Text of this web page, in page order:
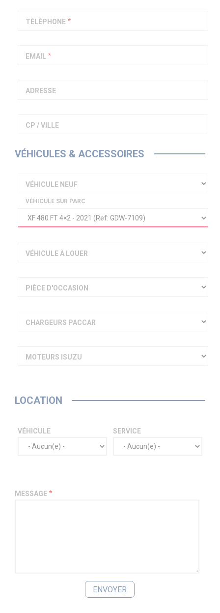
TÉLÉPHONE
EMAIL
ADRESSE
CP / VILLE
VÉHICULES & ACCESSOIRES
VÉHICULE NEUF
VÉHICULE SUR PARC
VÉHICULE À LOUER
PIÈCE D'OCCASION
CHARGEURS PACCAR
MOTEURS ISUZU
LOCATION
VÉHICULE SERVICE
MESSAGE